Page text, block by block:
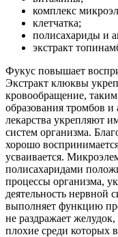
комплекс
клетчатка;
полисахариды и
экстракт
Фукус повышает
Экстракт клюквы
кровообращение,
образования тромбов и
лекарства укрепляют
систем организма.
хорошо
усваивается.
полисахаридами
процессы организма,
деятельность нервной
выполняет функцию
не раздражает
плохие среди которых